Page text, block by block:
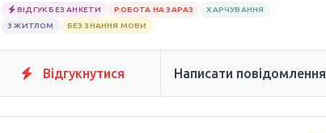
ВІДГУК БЕЗ АНКЕТИ РОБОТА НА ЗАРАЗ
ХАРЧУВАННЯ
З ЖИТЛОМ
БЕЗ ЗНАННЯ МОВИ
Відгукнутися Написати повідомлення